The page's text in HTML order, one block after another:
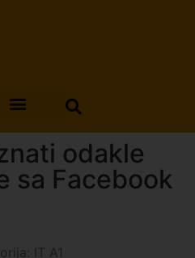
odakle
sa Facebook
IT A1